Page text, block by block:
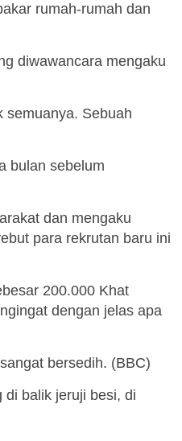
rumah-rumah dan
diwawancara mengaku
semuanya. Sebuah
bulan sebelum
dan mengaku
para rekrutan baru ini
200.000 Khat
dengan jelas apa
bersedih. (BBC)
di balik jeruji besi, di